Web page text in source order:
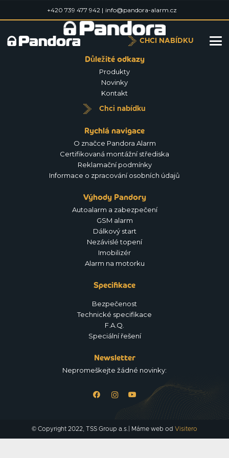
+420 739 477 942 | info@pandora-alarm.cz
CHCI NABÍDKU
Důležité odkazy
Produkty
Novinky
Kontakt
Chci nabídku
Rychlá navigace
O značce Pandora Alarm
Certifikovaná montážní střediska
Reklamační podmínky
Informace o zpracování osobních údajů
Výhody Pandory
Autoalarm a zabezpečení
GSM alarm
Dálkový start
Nezávislé topení
Imobilizér
Alarm na motorku
Specifikace
Bezpečenost
Technické specifikace
F.A.Q.
Speciální řešení
Newsletter
Nepromeškejte žádné novinky:
© Copyright 2022, TSS Group a.s.| Máme web od Visitero